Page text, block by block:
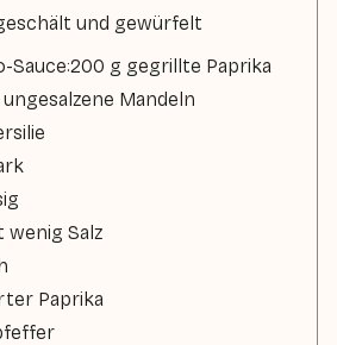
und gewürfelt
Sauce:200 g gegrillte Paprika
Mandeln
wenig Salz
Paprika